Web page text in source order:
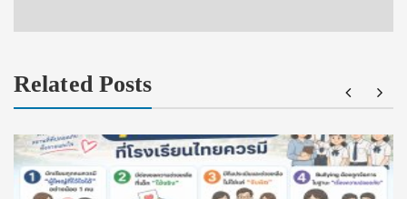
Related Posts